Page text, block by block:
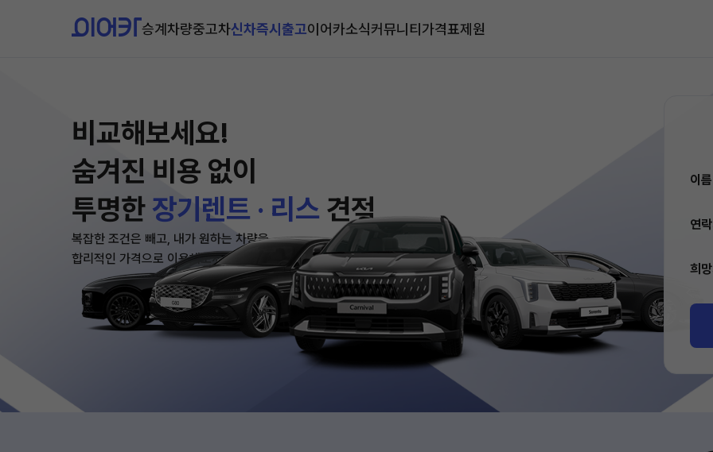
승계차량중고차신차즉시출고이어카소식커뮤니티가격표제원
비교해보세요!
숨겨진 비용 없이
투명한 장기렌트 · 리스 견적
복잡한 조건은 빼고, 내가 원하는 차량을
합리적인 가격으로 이용해보세요!
이
연
희